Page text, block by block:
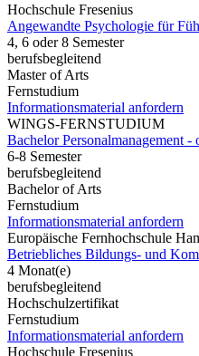
Hochschule Fresenius
Angewandte Psychologie für
4, 6 oder 8 Semester
berufsbegleitend
Master of Arts
Fernstudium
Informationsmaterial anfordern
WINGS-FERNSTUDIUM
Bachelor Personalmanagement
6-8 Semester
berufsbegleitend
Bachelor of Arts
Fernstudium
Informationsmaterial anfordern
Europäische Fernhochschule
Betriebliches Bildungs- und
4 Monat(e)
berufsbegleitend
Hochschulzertifikat
Fernstudium
Informationsmaterial anfordern
Hochschule Fresenius